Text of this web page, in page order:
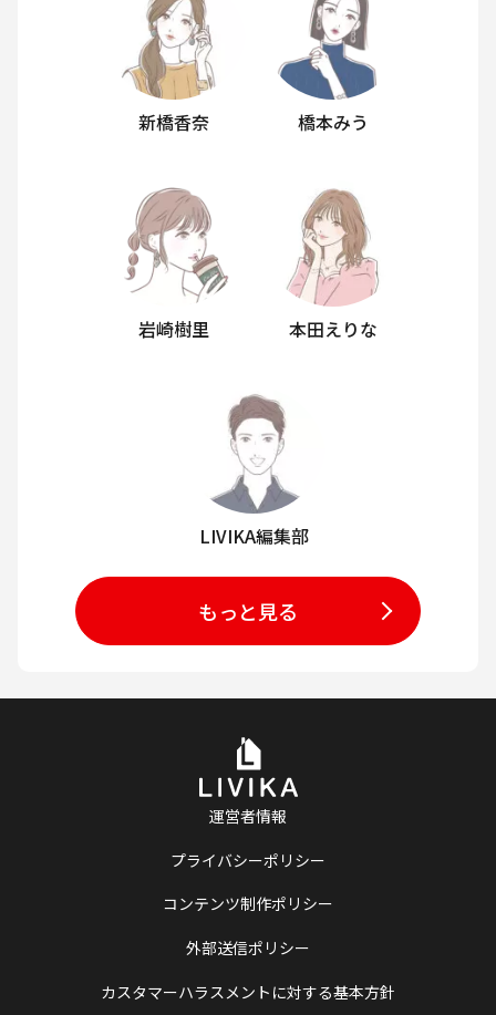
新橋香奈 橋本みう
岩崎樹里 本田えりな
LIVIKA編集部
もっと見る
運営者情報
プライバシーポリシー
コンテンツ制作ポリシー
外部送信ポリシー
カスタマーハラスメントに対する基本方針